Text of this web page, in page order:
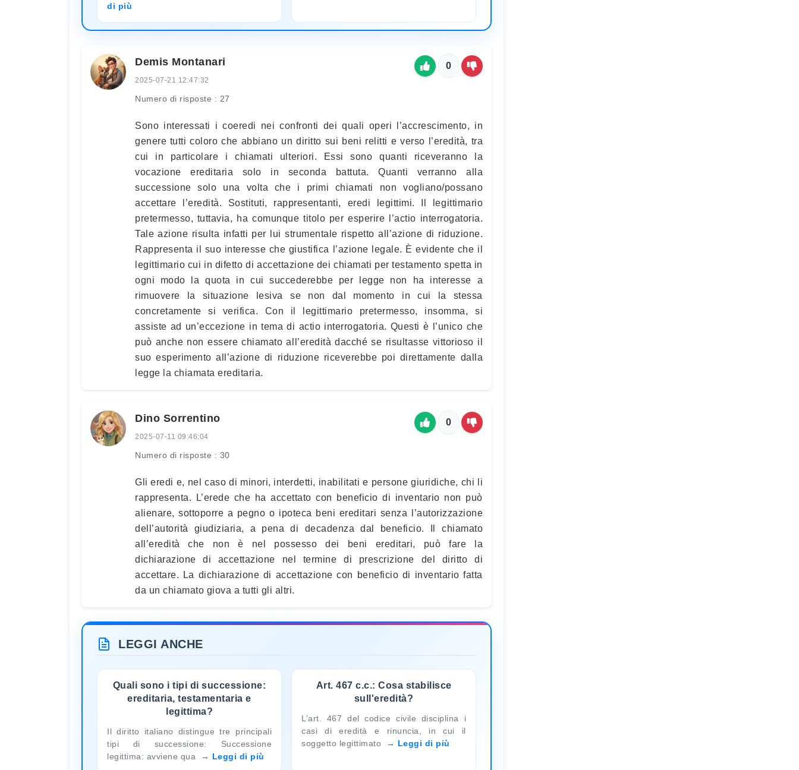
di più
Demis Montanari
2025-07-21 12:47:32
Numero di risposte : 27
0
Sono interessati i coeredi nei confronti dei quali operi l’accrescimento, in
genere tutti coloro che abbiano un diritto sui beni relitti e verso l’eredità, tra
cui in particolare i chiamati ulteriori. Essi sono quanti riceveranno la
vocazione ereditaria solo in seconda battuta. Quanti verranno alla
successione solo una volta che i primi chiamati non vogliano/possano
accettare l’eredità. Sostituti, rappresentanti, eredi legittimi. Il legittimario
pretermesso, tuttavia, ha comunque titolo per esperire l’actio interrogatoria.
Tale azione risulta infatti per lui strumentale rispetto all’azione di riduzione.
Rappresenta il suo interesse che giustifica l’azione legale. È evidente che il
legittimario cui in difetto di accettazione dei chiamati per testamento spetta in
ogni modo la quota in cui succederebbe per legge non ha interesse a
rimuovere la situazione lesiva se non dal momento in cui la stessa
concretamente si verifica. Con il legittimario pretermesso, insomma, si
assiste ad un’eccezione in tema di actio interrogatoria. Questi è l’unico che
può anche non essere chiamato all’eredità dacché se risultasse vittorioso il
suo esperimento all’azione di riduzione riceverebbe poi direttamente dalla
legge la chiamata ereditaria.
Dino Sorrentino
2025-07-11 09:46:04
Numero di risposte : 30
0
Gli eredi e, nel caso di minori, interdetti, inabilitati e persone giuridiche, chi li
rappresenta. L’erede che ha accettato con beneficio di inventario non può
alienare, sottoporre a pegno o ipoteca beni ereditari senza l’autorizzazione
dell’autorità giudiziaria, a pena di decadenza dal beneficio. Il chiamato
all’eredità che non è nel possesso dei beni ereditari, può fare la
dichiarazione di accettazione nel termine di prescrizione del diritto di
accettare. La dichiarazione di accettazione con beneficio di inventario fatta
da un chiamato giova a tutti gli altri.
LEGGI ANCHE
Quali sono i tipi di successione:
ereditaria, testamentaria e
legittima?
Il diritto italiano distingue tre principali
tipi di successione: Successione
legittima: avviene qua
Leggi di più
Art. 467 c.c.: Cosa stabilisce
sull'eredità?
L’art. 467 del codice civile disciplina i
casi di eredità e rinuncia, in cui il
soggetto legittimato
Leggi di più